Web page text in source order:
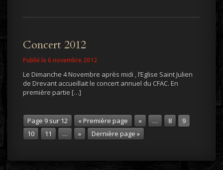
Concert 2012
Publié le 6 novembre 2012
Le Dimanche 4 Novembre après midi , l’Eglise Saint Julien
de Drevant accueillait le concert annuel du CFAC. En
première partie […]
Page 9 sur 12 « Première page « … 8
9
10
11 … » Dernière page »